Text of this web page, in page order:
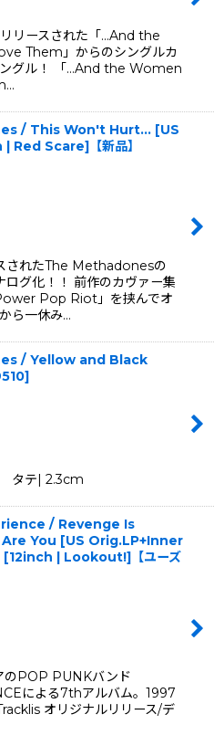
リースされた「...And the
Them」からのシングルカ
ングル！ 「...And the Women
/ This Won't Hurt... [US
Red Scare]【新品】
されたThe Methadonesの
グ化！！ 前作のカヴァー集
Pop Riot」を挟んでオ
ら一休み…
/ Yellow and Black
]
タテ| 2.3cm
/ Revenge Is
You [US Orig.LP+Inner
| Lookout!]【ユーズ
のPOP PUNKバンド
による7thアルバム。1997
オリジナルリリース/デ